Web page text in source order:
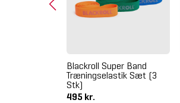
Blackroll Super Band
Træningselastik Sæt (3
Stk)
495 kr.